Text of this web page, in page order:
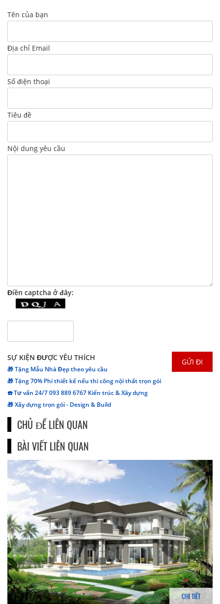
Tên của bạn
Địa chỉ Email
Số điện thoại
Tiêu đề
Nội dung yêu cầu
Điền captcha ở đây:
SỰ KIỆN ĐƯỢC YÊU THÍCH
🎁 Tặng Mẫu Nhà Đẹp theo yêu cầu
🎁 Tặng 70% Phí thiết kế nếu thi công nội thất trọn gói
☎️ Tư vấn 24/7 093 889 6767 Kiến trúc & Xây dựng
🎁 Xây dựng trọn gói - Design & Build
CHỦ ĐỀ LIÊN QUAN
BÀI VIẾT LIÊN QUAN
CHI TIẾT